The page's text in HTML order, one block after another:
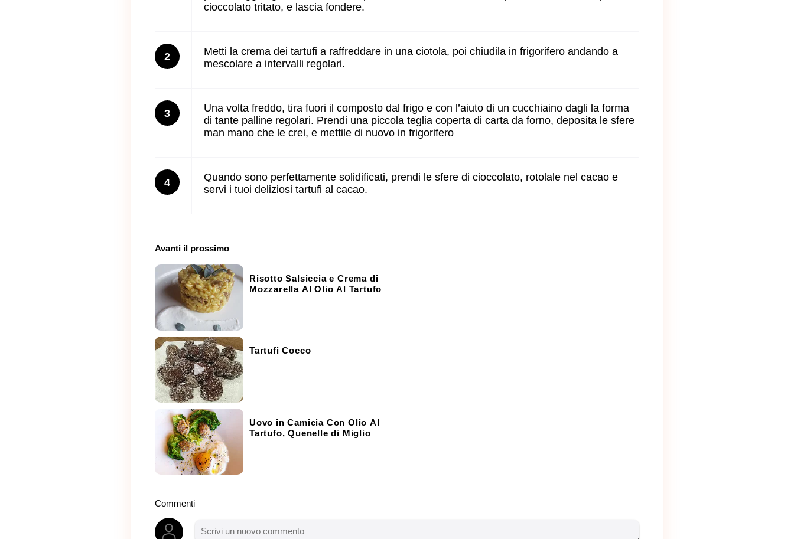
cioccolato tritato, e lascia fondere.
2
Metti la crema dei tartufi a raffreddare in una ciotola, poi chiudila in frigorifero andando a
mescolare a intervalli regolari.
3
Una volta freddo, tira fuori il composto dal frigo e con l’aiuto di un cucchiaino dagli la forma
di tante palline regolari. Prendi una piccola teglia coperta di carta da forno, deposita le sfere
man mano che le crei, e mettile di nuovo in frigorifero
4
Quando sono perfettamente solidificati, prendi le sfere di cioccolato, rotolale nel cacao e
servi i tuoi deliziosi tartufi al cacao.
Avanti il ​​prossimo
Risotto Salsiccia e Crema di
Mozzarella Al Olio Al Tartufo
Tartufi Cocco
Uovo in Camicia Con Olio Al
Tartufo, Quenelle di Miglio
Commenti